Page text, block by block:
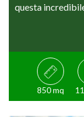
questa
850 mq